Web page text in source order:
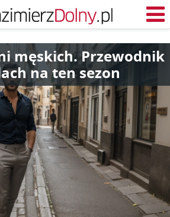
męskich. Przewodnik
na ten sezon